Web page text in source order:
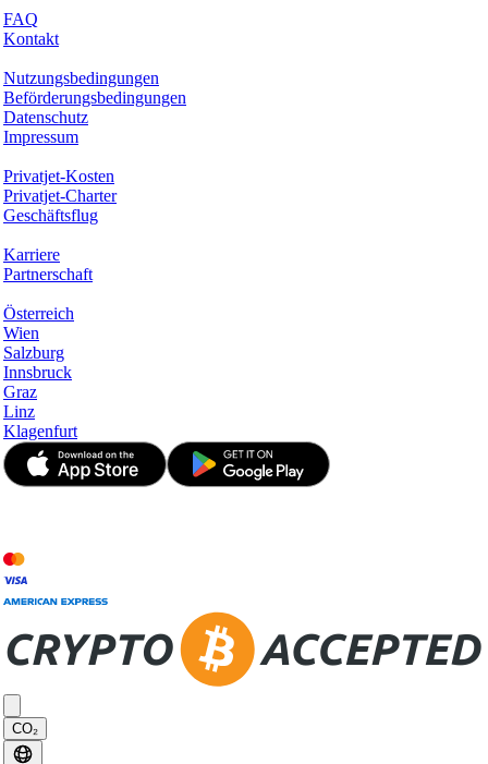
FAQ
Kontakt
Nutzungsbedingungen
Beförderungsbedingungen
Datenschutz
Impressum
Privatjet-Kosten
Privatjet-Charter
Geschäftsflug
Karriere
Partnerschaft
Österreich
Wien
Salzburg
Innsbruck
Graz
Linz
Klagenfurt
CO₂